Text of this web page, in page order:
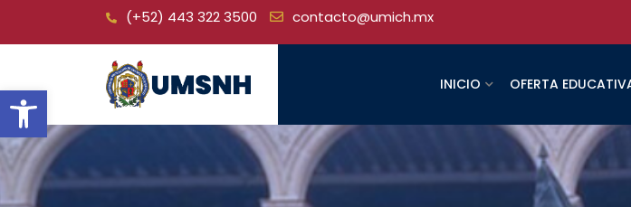
Open toolbar
(+52) 443 322 3500 contacto@umich.mx
INICIO OFERTA